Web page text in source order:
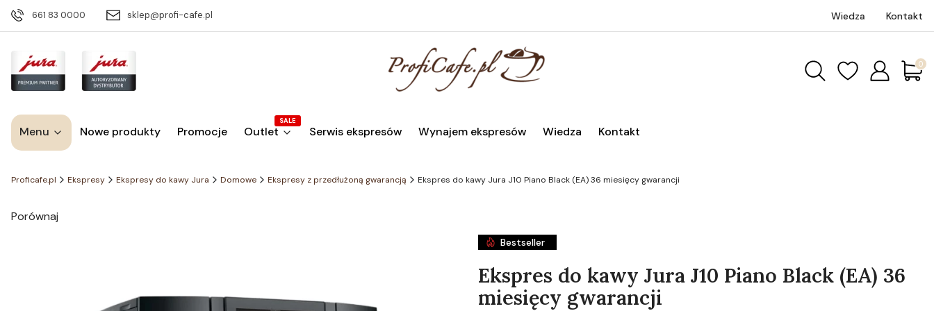
661 83 0000 sklep@profi-cafe.pl Wiedza Kontakt
Menu Nowe produkty Promocje Outlet
SALE
Serwis ekspresów Wynajem ekspresów Wiedza Kontakt
Proficafe.pl Ekspresy Ekspresy do kawy Jura Domowe Ekspresy z przedłużoną gwarancją Ekspres do kawy Jura J10 Piano Black (EA) 36 miesięcy gwarancji
Porównaj
Bestseller
Ekspres do kawy Jura J10 Piano Black (EA) 36
miesięcy gwarancji